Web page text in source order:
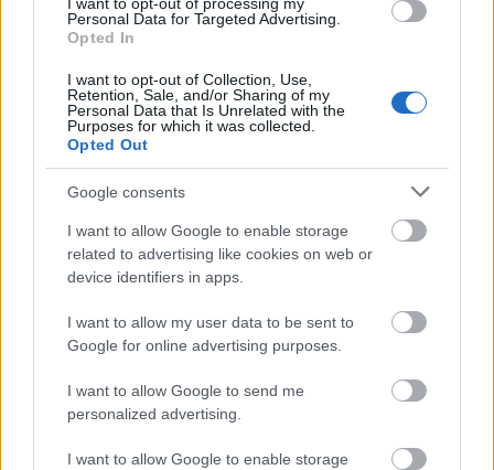
Personal Data for Targeted Advertising.
Opted In
I want to opt-out of Collection, Use,
Retention, Sale, and/or Sharing of my
Personal Data that Is Unrelated with the
Purposes for which it was collected.
Opted Out
Google consents
I want to allow Google to enable storage
related to advertising like cookies on web or
device identifiers in apps.
I want to allow my user data to be sent to
Google for online advertising purposes.
I want to allow Google to send me
personalized advertising.
I want to allow Google to enable storage
meglepő módon az Egyesült Államok Nemzeti
Repülési és Űrhajózási Ügynöksége, ismertebb
tartozik. A Szuborbitális Technológiai Kísérlet
Carrier-9…